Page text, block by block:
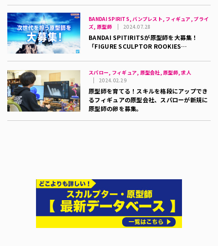
BANDAI SPIRITS, バンプレスト, フィギュア, プライ
ズ, 原型師
2024.07.28
BANDAI SPITIRITSが原型師を大募集！
「FIGURE SCULPTOR ROOKIES…
スパロー, フィギュア, 原型会社, 原型師, 求人
2024.02.29
原型師を育てる！スキルを格段にアップでき
るフィギュアの原型会社、スパローが新規に
原型師の卵を募集。